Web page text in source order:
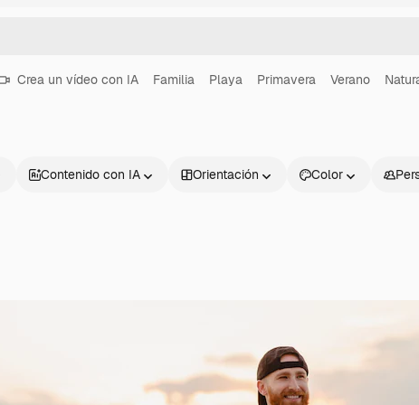
Crea un vídeo con IA Familia Playa Primavera Verano
Contenido con IA Orientación Color
Productos Información útil